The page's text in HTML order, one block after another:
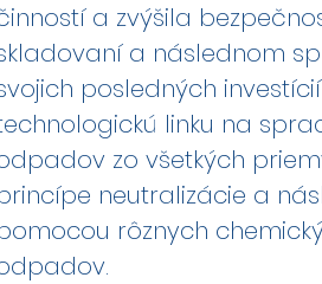
a zvýšila
a následnom
posledných
linku na
zo všetkých
neutralizácie a
rôznych